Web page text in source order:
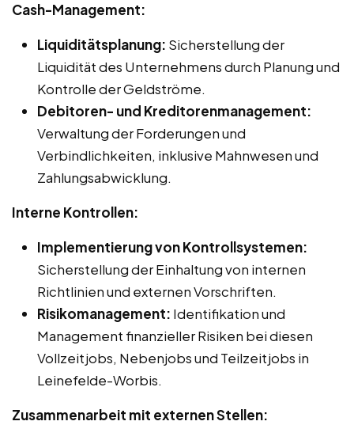
Cash-Management:
Liquiditätsplanung: Sicherstellung der
Liquidität des Unternehmens durch Planung und
Kontrolle der Geldströme.
Debitoren- und Kreditorenmanagement:
Verwaltung der Forderungen und
Verbindlichkeiten, inklusive Mahnwesen und
Zahlungsabwicklung.
Interne Kontrollen:
Implementierung von Kontrollsystemen:
Sicherstellung der Einhaltung von internen
Richtlinien und externen Vorschriften.
Risikomanagement: Identifikation und
Management finanzieller Risiken bei diesen
Vollzeitjobs, Nebenjobs und Teilzeitjobs in
Leinefelde-Worbis.
Zusammenarbeit mit externen Stellen: